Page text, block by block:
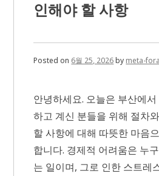
인해야 할 사항
Posted on 6월 25, 2026by meta-fora
안녕하세요. 오늘은 부산에
하고 계신 분들을 위해 절차
할 사항에 대해 따뜻한 마음
합니다. 경제적 어려움은 누
는 일이며, 그로 인한 스트레